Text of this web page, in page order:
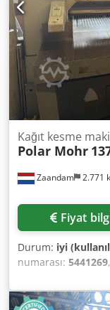
Zaandam 2.771
Kağıt kesme
Polar Mohr
Fiyat
Durum: iyi
numarası: 5441269
hidrolik kaldırma
Agpor